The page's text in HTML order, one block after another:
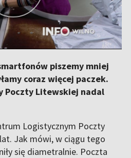
piszemy mniej
coraz więcej paczek.
Poczty Litewskiej nadal
Logistycznym Poczty
Jak mówi, w ciągu tego
się diametralnie. Poczta